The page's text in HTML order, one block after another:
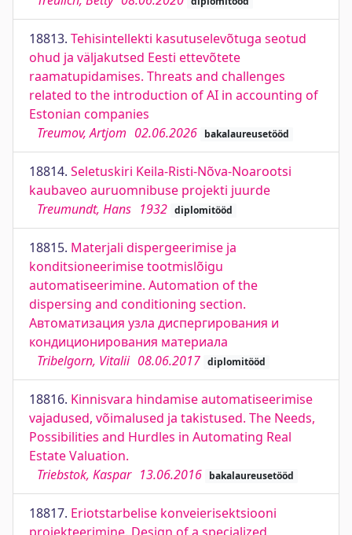
18813. Tehisintellekti kasutuselevõtuga seotud
ohud ja väljakutsed Eesti ettevõtete
raamatupidamises. Threats and challenges
related to the introduction of AI in accounting of
Estonian companies
Treumov, Artjom 02.06.2026 bakalaureusetööd
18814. Seletuskiri Keila-Risti-Nõva-Noarootsi
kaubaveo auruomnibuse projekti juurde
Treumundt, Hans 1932 diplomitööd
18815. Materjali dispergeerimise ja
konditsioneerimise tootmislõigu
automatiseerimine. Automation of the
dispersing and conditioning section.
Автоматизация узла диспергирования и
кондиционирования материала
Tribelgorn, Vitalii 08.06.2017 diplomitööd
18816. Kinnisvara hindamise automatiseerimise
vajadused, võimalused ja takistused. The Needs,
Possibilities and Hurdles in Automating Real
Estate Valuation.
Triebstok, Kaspar 13.06.2016 bakalaureusetööd
18817. Eriotstarbelise konveierisektsiooni